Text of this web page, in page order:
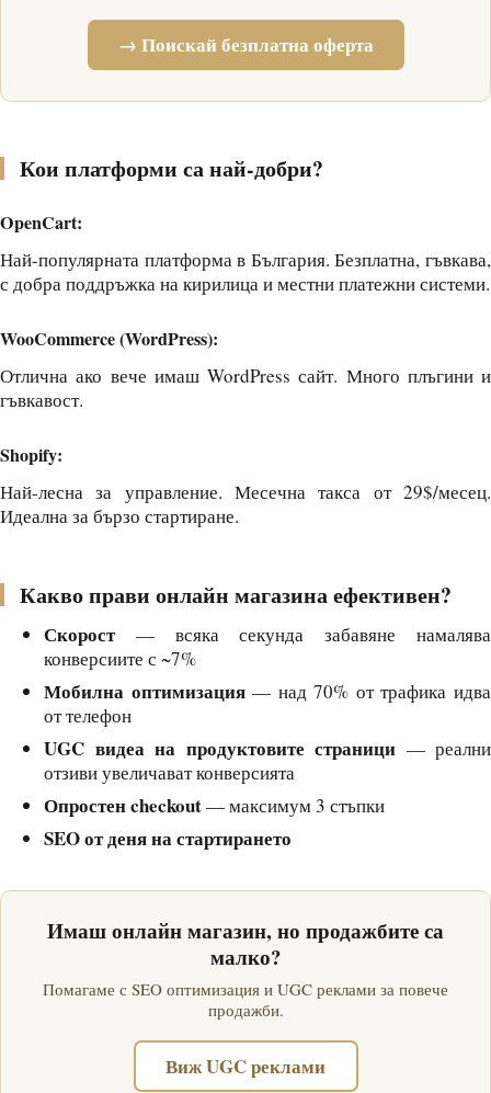
→ Поискай безплатна оферта
Кои платформи са най-добри?
OpenCart:
Най-популярната платформа в България. Безплатна, гъвкава,
с добра поддръжка на кирилица и местни платежни системи.
WooCommerce (WordPress):
Отлична ако вече имаш WordPress сайт. Много плъгини и
гъвкавост.
Shopify:
Най-лесна за управление. Месечна такса от 29$/месец.
Идеална за бързо стартиране.
Какво прави онлайн магазина ефективен?
Скорост— всяка секунда забавяне намалява
конверсиите с ~7%
Мобилна оптимизация— над 70% от трафика идва
от телефон
UGC видеа на продуктовите страници — реални
отзиви увеличават конверсията
Опростен checkout— максимум 3 стъпки
SEO от деня на стартирането
Имаш онлайн магазин, но продажбите са
малко?
Помагаме с SEO оптимизация и UGC реклами за повече
продажби.
Виж UGC реклами